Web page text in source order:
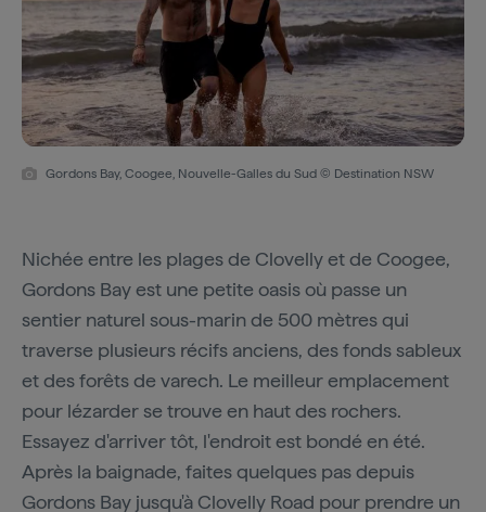
Gordons Bay, Coogee, Nouvelle-Galles du Sud © Destination NSW
Nichée entre les plages de Clovelly et de Coogee,
Gordons Bay est une petite oasis où passe un
sentier naturel sous-marin de 500 mètres qui
traverse plusieurs récifs anciens, des fonds sableux
et des forêts de varech. Le meilleur emplacement
pour lézarder se trouve en haut des rochers.
Essayez d'arriver tôt, l'endroit est bondé en été.
Après la baignade, faites quelques pas depuis
Gordons Bay jusqu'à Clovelly Road pour prendre un